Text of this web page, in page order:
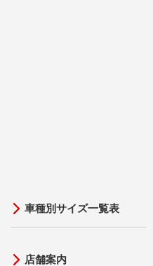
車種別サイズ一覧表
店舗案内